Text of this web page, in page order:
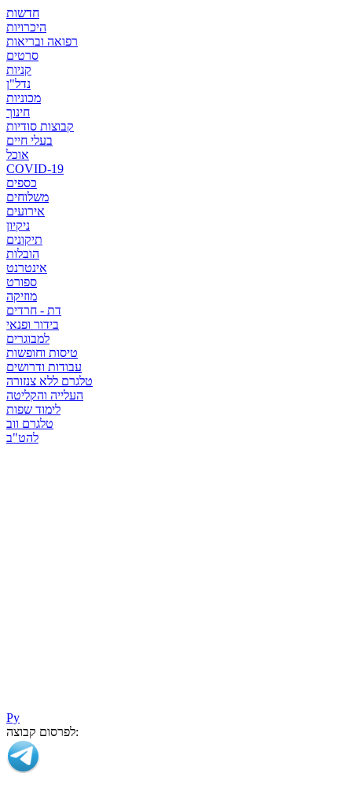
חדשות
היכרויות
רפואה ובריאות
סרטים
קניות
נדל"ן
מכוניות
חינוך
קבוצות סודיות
בעלי חיים
אוכל
COVID-19
כספים
משלוחים
אירועים
ניקיון
תיקונים
הובלות
אינטרנט
ספורט
מוזיקה
דת - חרדים
בידור ופנאי
למבוגרים
טיסות וחופשות
עבודות ודרושים
טלגרם ללא צנזורה
העלייה והקליטה
לימוד שפות
טלגרם ווב
להט"ב
Ру
לפרסום קבוצה: